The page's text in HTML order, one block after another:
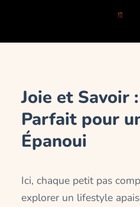
Joie et Savoir
Parfait pour
Épanoui
Ici, chaque petit pas
explorer un lifestyle